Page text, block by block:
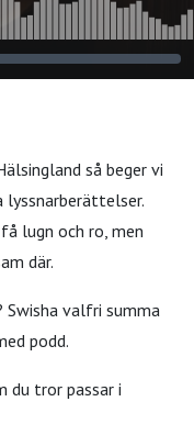
så beger vi
lugn och ro, men
där.
valfri summa
podd.
du tror passar i